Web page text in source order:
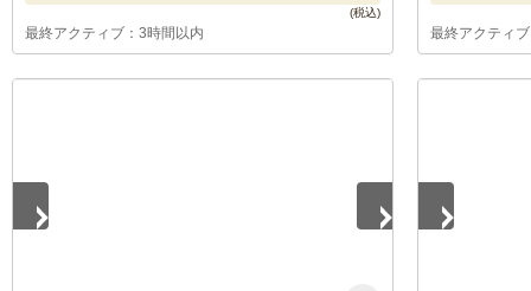
最終アクティブ：3時間以内 最終アクティ